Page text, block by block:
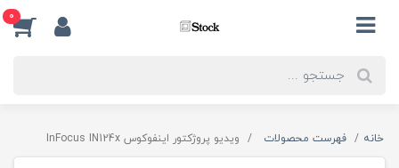
0
خانه فهرست محصولات ویدیو پروژکتور اینفوکوس InFocus IN124x